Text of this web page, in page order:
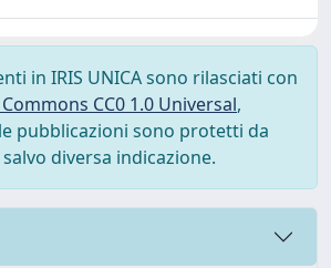
in IRIS UNICA sono rilasciati con
CC0 1.0 Universal,
pubblicazioni sono protetti da
diversa indicazione.